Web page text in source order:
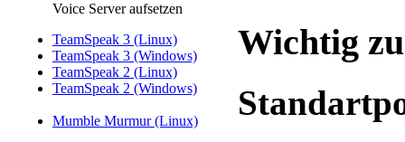
Voice Server aufsetzen
TeamSpeak 3 (Linux)
TeamSpeak 3 (Windows)
TeamSpeak 2 (Linux)
TeamSpeak 2 (Windows)
Mumble Murmur (Linux)
Wichtig